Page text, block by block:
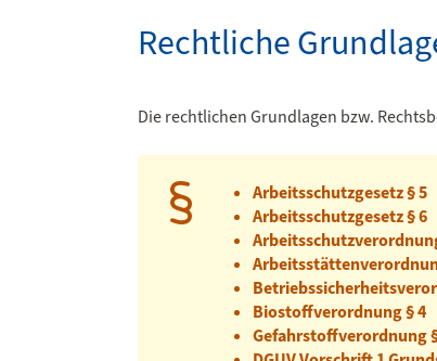
Rechtliche
Die rechtlichen Grundlagen bzw.
Arbeitsschutzgesetz § 5
Arbeitsschutzgesetz § 6
Biostoffverordnung § 4
Gefahrstoffverordnung